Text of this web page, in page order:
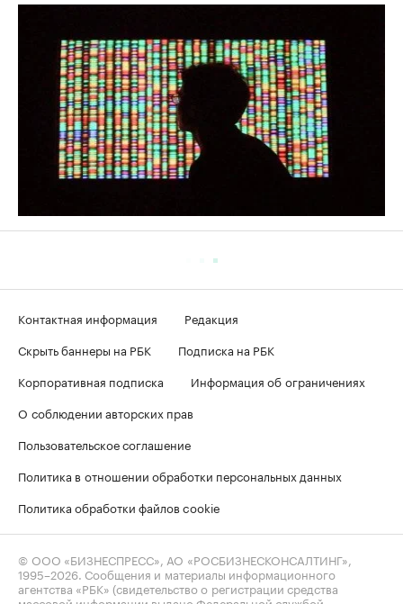
Контактная информация
Редакция
Скрыть баннеры на РБК
Подписка на РБК
Корпоративная подписка
Информация об ограничениях
О соблюдении авторских прав
Пользовательское соглашение
Политика в отношении обработки персональных данных
Политика обработки файлов cookie
© ООО «БИЗНЕСПРЕСС», АО «РОСБИЗНЕСКОНСАЛТИНГ»,
1995–2026. Сообщения и материалы информационного
агентства «РБК» (свидетельство о регистрации средства